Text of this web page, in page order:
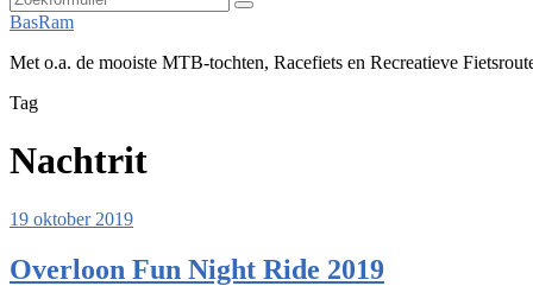
Zoeken
BasRam
Met o.a. de mooiste MTB-tochten, Racefiets en Recreatieve
Tag
Nachtrit
19 oktober 2019
Overloon Fun Night Ride 2019